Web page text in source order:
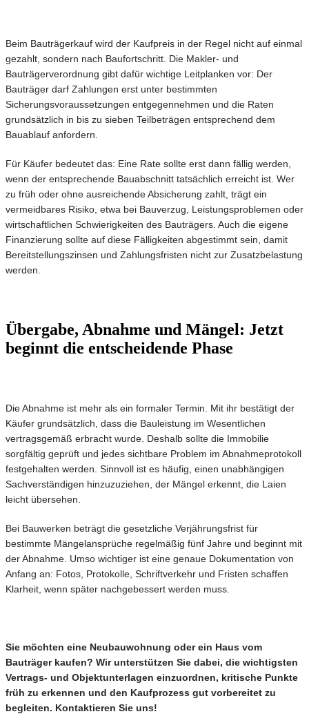
Beim Bauträgerkauf wird der Kaufpreis in der Regel nicht auf einmal
gezahlt, sondern nach Baufortschritt. Die Makler- und
Bauträgerverordnung gibt dafür wichtige Leitplanken vor: Der
Bauträger darf Zahlungen erst unter bestimmten
Sicherungsvoraussetzungen entgegennehmen und die Raten
grundsätzlich in bis zu sieben Teilbeträgen entsprechend dem
Bauablauf anfordern.
Für Käufer bedeutet das: Eine Rate sollte erst dann fällig werden,
wenn der entsprechende Bauabschnitt tatsächlich erreicht ist. Wer
zu früh oder ohne ausreichende Absicherung zahlt, trägt ein
vermeidbares Risiko, etwa bei Bauverzug, Leistungsproblemen oder
wirtschaftlichen Schwierigkeiten des Bauträgers. Auch die eigene
Finanzierung sollte auf diese Fälligkeiten abgestimmt sein, damit
Bereitstellungszinsen und Zahlungsfristen nicht zur Zusatzbelastung
werden.
Übergabe, Abnahme und Mängel: Jetzt
beginnt die entscheidende Phase
Die Abnahme ist mehr als ein formaler Termin. Mit ihr bestätigt der
Käufer grundsätzlich, dass die Bauleistung im Wesentlichen
vertragsgemäß erbracht wurde. Deshalb sollte die Immobilie
sorgfältig geprüft und jedes sichtbare Problem im Abnahmeprotokoll
festgehalten werden. Sinnvoll ist es häufig, einen unabhängigen
Sachverständigen hinzuzuziehen, der Mängel erkennt, die Laien
leicht übersehen.
Bei Bauwerken beträgt die gesetzliche Verjährungsfrist für
bestimmte Mängelansprüche regelmäßig fünf Jahre und beginnt mit
der Abnahme. Umso wichtiger ist eine genaue Dokumentation von
Anfang an: Fotos, Protokolle, Schriftverkehr und Fristen schaffen
Klarheit, wenn später nachgebessert werden muss.
Sie möchten eine Neubauwohnung oder ein Haus vom
Bauträger kaufen? Wir unterstützen Sie dabei, die wichtigsten
Vertrags- und Objektunterlagen einzuordnen, kritische Punkte
früh zu erkennen und den Kaufprozess gut vorbereitet zu
begleiten. Kontaktieren Sie uns!